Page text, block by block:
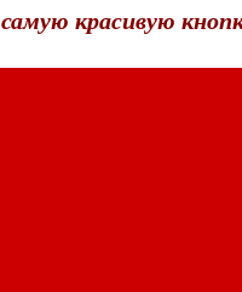
самую красивую